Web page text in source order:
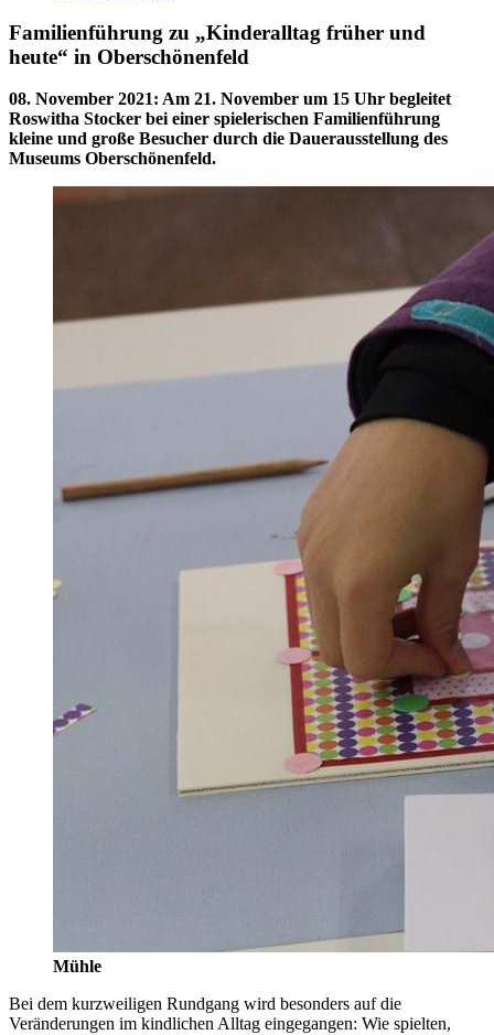
Familienführung zu „Kinderalltag früher und
heute“ in Oberschönenfeld
08. November 2021: Am 21. November um 15 Uhr begleitet
Roswitha Stocker bei einer spielerischen Familienführung
kleine und große Besucher durch die Dauerausstellung des
Museums Oberschönenfeld.
Mühle
Bei dem kurzweiligen Rundgang wird besonders auf die
Veränderungen im kindlichen Alltag eingegangen: Wie spielten,